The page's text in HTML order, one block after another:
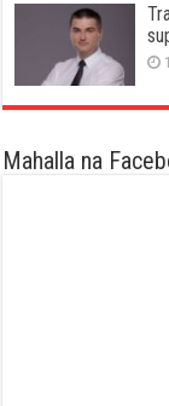
Mahalla na